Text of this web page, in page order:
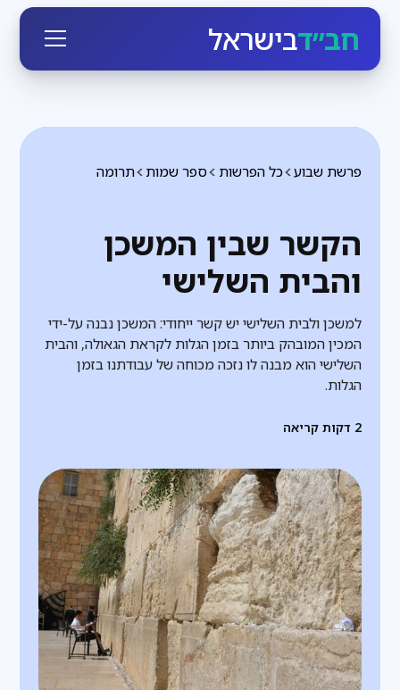
חב״דבישראל
תרומה ספר שמות כל הפרשות פרשת שבוע
הקשר שבין המשכן
והבית השלישי
למשכן ולבית השלישי יש קשר ייחודי: המשכן נבנה על-ידי
המכין המובהק ביותר בזמן הגלות לקראת הגאולה, והבית
השלישי הוא מבנה לו נזכה מכוחה של עבודתנו בזמן
הגלות.
2 דקות קריאה